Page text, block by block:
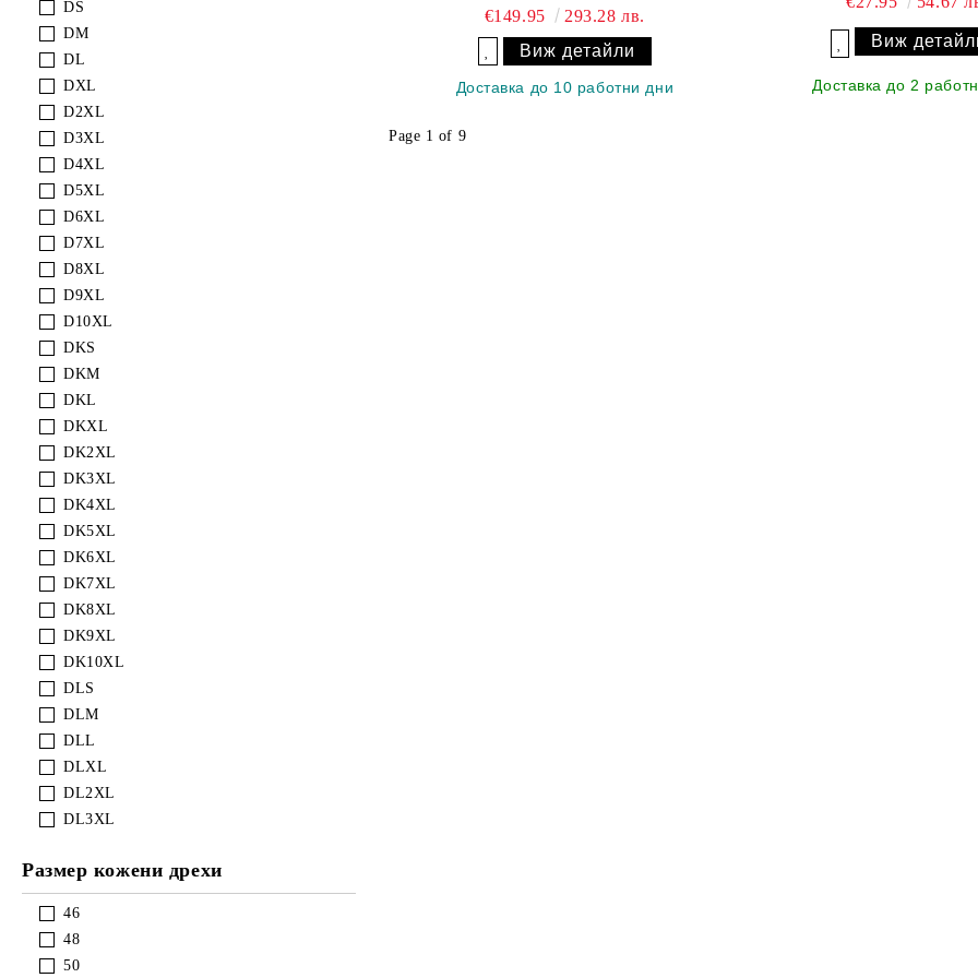
DS
DM
DL
DXL
D2XL
D3XL
D4XL
D5XL
D6XL
D7XL
D8XL
D9XL
D10XL
DKS
DKM
DKL
DKXL
DK2XL
DK3XL
DK4XL
DK5XL
DK6XL
DK7XL
DK8XL
DK9XL
DK10XL
DLS
DLM
DLL
DLXL
DL2XL
DL3XL
Размер кожени дрехи
46
48
50
€149.95
293.28 лв.
Виж детайли
Доставка до 10 работни дни
Виж
Доставка до 2
Page 1 of 9